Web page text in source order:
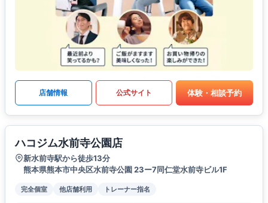
店舗情報 公式サイト 体験・相談予約
ハコジム水前寺公園店
新水前寺駅から徒歩13分
熊本県熊本市中央区水前寺公園 23ー7同仁堂水前寺ビル1F
完全個室 他店舗利用 トレーナー指名